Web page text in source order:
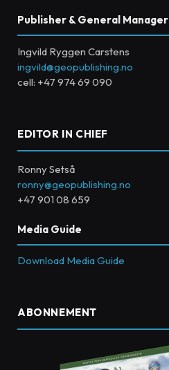
Publisher & General Manager
Ingvild Ryggen Carstens
ingvild@geopublishing.no
cell: +47 974 69 090
EDITOR IN CHIEF
Ronny Setså
ronny@geopublishing.no
+47 901 08 659
Media Guide
Download Media Guide
ABONNEMENT